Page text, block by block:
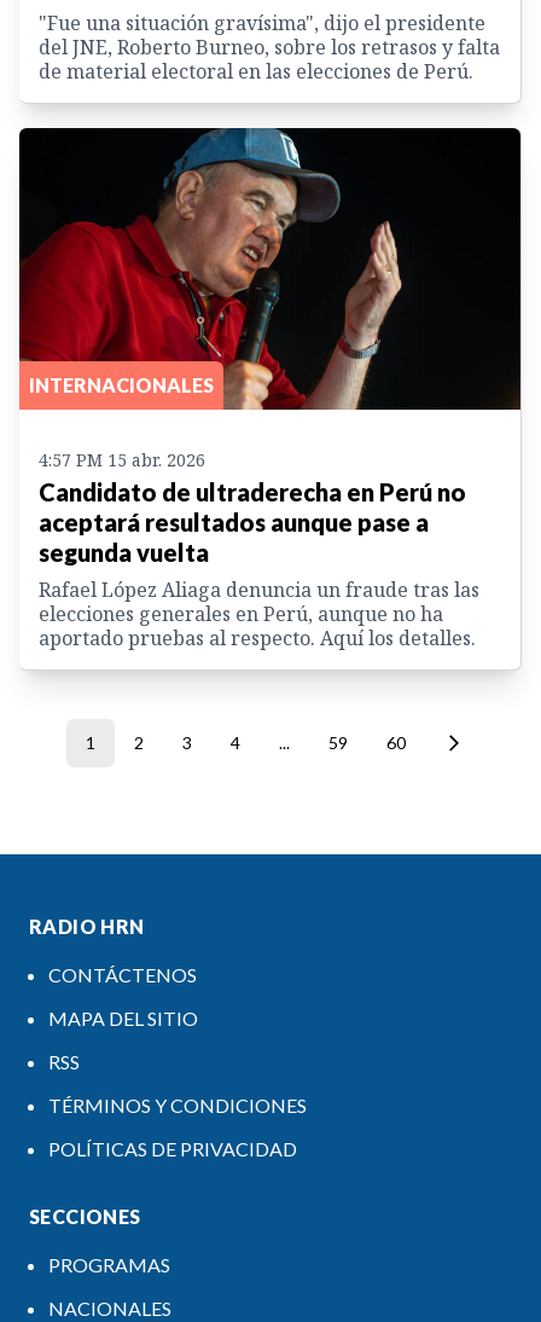
"Fue una situación gravísima", dijo el presidente
del JNE, Roberto Burneo, sobre los retrasos y falta
de material electoral en las elecciones de Perú.
INTERNACIONALES
4:57 PM 15 abr. 2026
Candidato de ultraderecha en Perú no
aceptará resultados aunque pase a
segunda vuelta
Rafael López Aliaga denuncia un fraude tras las
elecciones generales en Perú, aunque no ha
aportado pruebas al respecto. Aquí los detalles.
1 2 3 4 ... 59 60
RADIO HRN
CONTÁCTENOS
MAPA DEL SITIO
RSS
TÉRMINOS Y CONDICIONES
POLÍTICAS DE PRIVACIDAD
SECCIONES
PROGRAMAS
NACIONALES